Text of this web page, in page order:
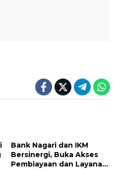
Bank Nagari dan IKM
Bersinergi, Buka Akses
Pembiayaan dan Layanan